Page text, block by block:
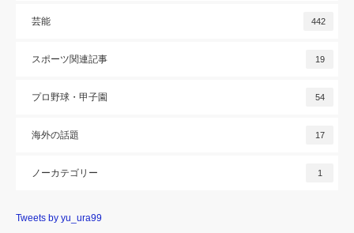
芸能 442
スポーツ関連記事 19
プロ野球・甲子園 54
海外の話題 17
ノーカテゴリー 1
Tweets by yu_ura99